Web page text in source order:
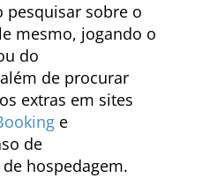
pesquisar sobre o
mesmo, jogando o
do
de procurar
extras em sites
e
de
hospedagem.